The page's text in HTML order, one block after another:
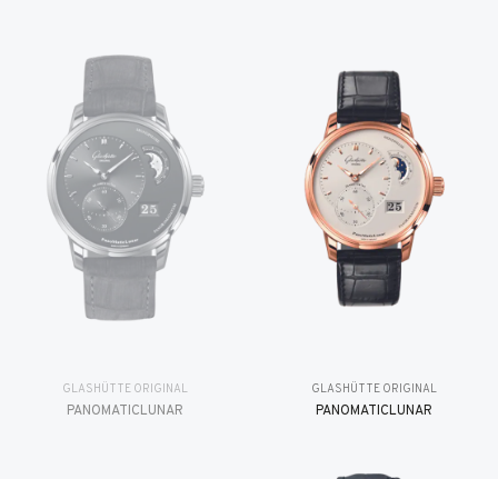
GLASHÜTTE ORIGINAL
PANOMATICLUNAR
GLASHÜTTE ORIGINAL
PANOMATICLUNAR